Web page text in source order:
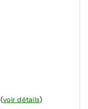
(voir détails)